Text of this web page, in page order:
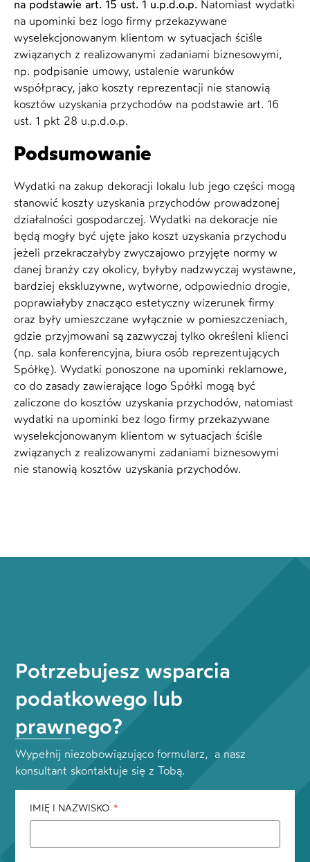
na podstawie art. 15 ust. 1 u.p.d.o.p. Natomiast wydatki
na upominki bez logo firmy przekazywane
wyselekcjonowanym klientom w sytuacjach ściśle
związanych z realizowanymi zadaniami biznesowymi,
np. podpisanie umowy, ustalenie warunków
współpracy, jako koszty reprezentacji nie stanowią
kosztów uzyskania przychodów na podstawie art. 16
ust. 1 pkt 28 u.p.d.o.p.
Podsumowanie
Wydatki na zakup dekoracji lokalu lub jego części mogą
stanowić koszty uzyskania przychodów prowadzonej
działalności gospodarczej. Wydatki na dekoracje nie
będą mogły być ujęte jako koszt uzyskania przychodu
jeżeli przekraczałyby zwyczajowo przyjęte normy w
danej branży czy okolicy, byłyby nadzwyczaj wystawne,
bardziej ekskluzywne, wytworne, odpowiednio drogie,
poprawiałyby znacząco estetyczny wizerunek firmy
oraz były umieszczane wyłącznie w pomieszczeniach,
gdzie przyjmowani są zazwyczaj tylko określeni klienci
(np. sala konferencyjna, biura osób reprezentujących
Spółkę). Wydatki ponoszone na upominki reklamowe,
co do zasady zawierające logo Spółki mogą być
zaliczone do kosztów uzyskania przychodów, natomiast
wydatki na upominki bez logo firmy przekazywane
wyselekcjonowanym klientom w sytuacjach ściśle
związanych z realizowanymi zadaniami biznesowymi
nie stanowią kosztów uzyskania przychodów.
Potrzebujesz wsparcia
podatkowego lub
prawnego?
Wypełnij niezobowiązująco formularz, a nasz
konsultant skontaktuje się z Tobą.
IMIĘ I NAZWISKO